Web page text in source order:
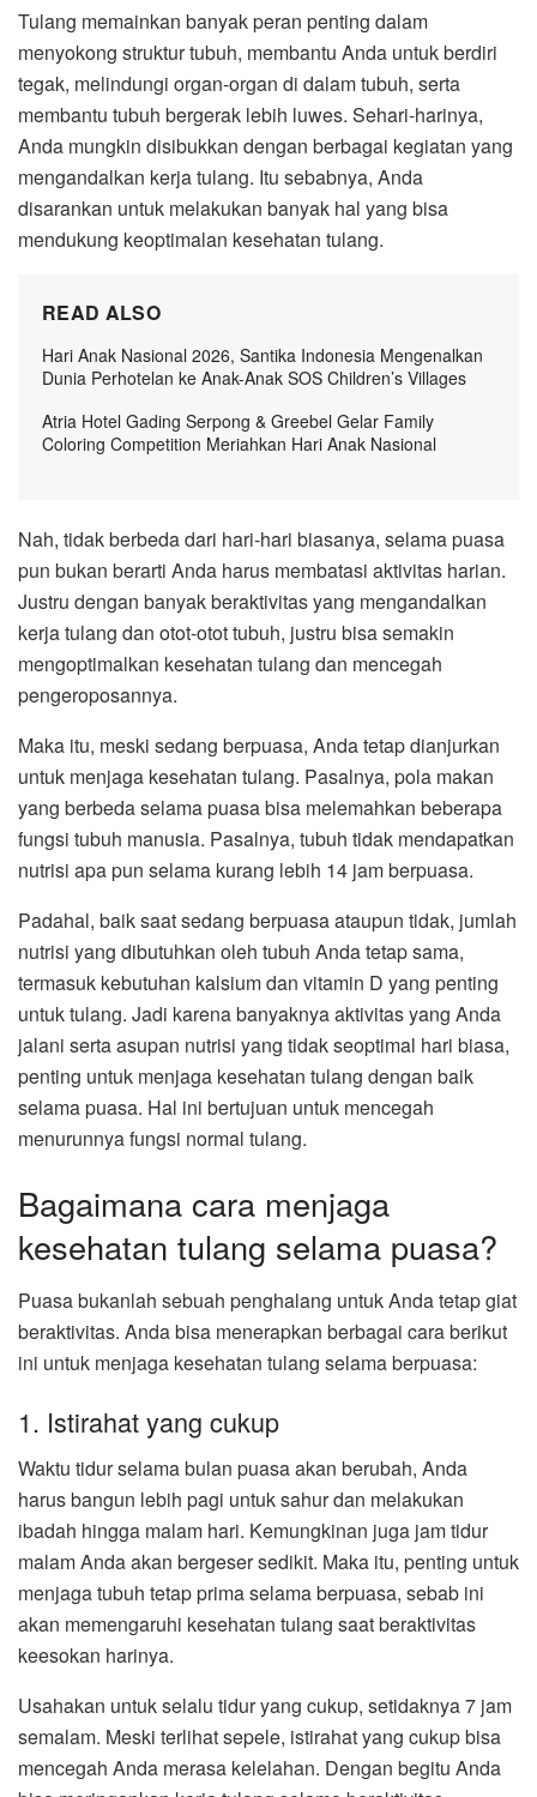
Tulang memainkan banyak peran penting dalam
menyokong struktur tubuh, membantu Anda untuk berdiri
tegak, melindungi organ-organ di dalam tubuh, serta
membantu tubuh bergerak lebih luwes. Sehari-harinya,
Anda mungkin disibukkan dengan berbagai kegiatan yang
mengandalkan kerja tulang. Itu sebabnya, Anda
disarankan untuk melakukan banyak hal yang bisa
mendukung keoptimalan kesehatan tulang.
READ ALSO
Hari Anak Nasional 2026, Santika Indonesia Mengenalkan
Dunia Perhotelan ke Anak-Anak SOS Children’s Villages
Atria Hotel Gading Serpong & Greebel Gelar Family
Coloring Competition Meriahkan Hari Anak Nasional
Nah, tidak berbeda dari hari-hari biasanya, selama puasa
pun bukan berarti Anda harus membatasi aktivitas harian.
Justru dengan banyak beraktivitas yang mengandalkan
kerja tulang dan otot-otot tubuh, justru bisa semakin
mengoptimalkan kesehatan tulang dan mencegah
pengeroposannya.
Maka itu, meski sedang berpuasa, Anda tetap dianjurkan
untuk menjaga kesehatan tulang. Pasalnya, pola makan
yang berbeda selama puasa bisa melemahkan beberapa
fungsi tubuh manusia. Pasalnya, tubuh tidak mendapatkan
nutrisi apa pun selama kurang lebih 14 jam berpuasa.
Padahal, baik saat sedang berpuasa ataupun tidak, jumlah
nutrisi yang dibutuhkan oleh tubuh Anda tetap sama,
termasuk kebutuhan kalsium dan vitamin D yang penting
untuk tulang. Jadi karena banyaknya aktivitas yang Anda
jalani serta asupan nutrisi yang tidak seoptimal hari biasa,
penting untuk menjaga kesehatan tulang dengan baik
selama puasa. Hal ini bertujuan untuk mencegah
menurunnya fungsi normal tulang.
Bagaimana cara menjaga
kesehatan tulang selama puasa?
Puasa bukanlah sebuah penghalang untuk Anda tetap giat
beraktivitas. Anda bisa menerapkan berbagai cara berikut
ini untuk menjaga kesehatan tulang selama berpuasa:
1. Istirahat yang cukup
Waktu tidur selama bulan puasa akan berubah, Anda
harus bangun lebih pagi untuk sahur dan melakukan
ibadah hingga malam hari. Kemungkinan juga jam tidur
malam Anda akan bergeser sedikit. Maka itu, penting untuk
menjaga tubuh tetap prima selama berpuasa, sebab ini
akan memengaruhi kesehatan tulang saat beraktivitas
keesokan harinya.
Usahakan untuk selalu tidur yang cukup, setidaknya 7 jam
semalam. Meski terlihat sepele, istirahat yang cukup bisa
mencegah Anda merasa kelelahan. Dengan begitu Anda